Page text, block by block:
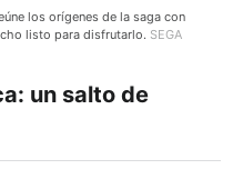
los orígenes de la saga con
listo para disfrutarlo. SEGA
un salto de